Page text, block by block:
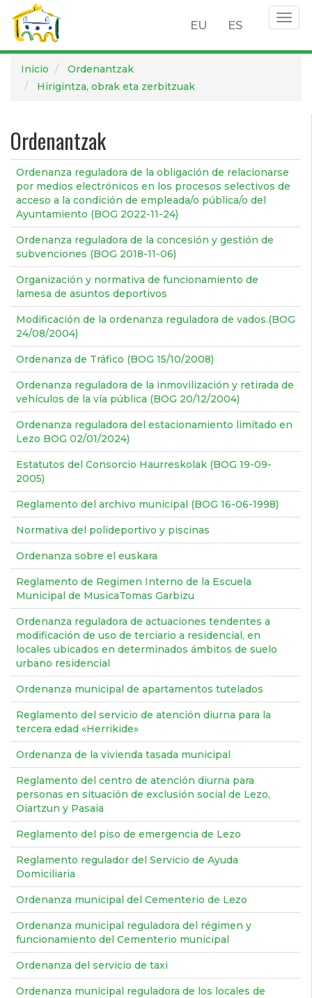
contenido
EU ES
Inicio
Ordenantzak
Hirigintza, obrak eta zerbitzuak
Ordenantzak
Ordenanza reguladora de la obligación de relacionarse
por medios electrónicos en los procesos selectivos de
acceso a la condición de empleada/o pública/o del
Ayuntamiento (BOG 2022-11-24)
Ordenanza reguladora de la concesión y gestión de
subvenciones (BOG 2018-11-06)
Organización y normativa de funcionamiento de
lamesa de asuntos deportivos
Modificación de la ordenanza reguladora de vados.(BOG
24/08/2004)
Ordenanza de Tráfico (BOG 15/10/2008)
Ordenanza reguladora de la inmovilización y retirada de
vehículos de la vía pública (BOG 20/12/2004)
Ordenanza reguladora del estacionamiento limitado en
Lezo BOG 02/01/2024)
Estatutos del Consorcio Haurreskolak (BOG 19-09-
2005)
Reglamento del archivo municipal (BOG 16-06-1998)
Normativa del polideportivo y piscinas
Ordenanza sobre el euskara
Reglamento de Regimen Interno de la Escuela
Municipal de MusicaTomas Garbizu
Ordenanza reguladora de actuaciones tendentes a
modificación de uso de terciario a residencial, en
locales ubicados en determinados ámbitos de suelo
urbano residencial
Ordenanza municipal de apartamentos tutelados
Reglamento del servicio de atención diurna para la
tercera edad «Herrikide»
Ordenanza de la vivienda tasada municipal
Reglamento del centro de atención diurna para
personas en situación de exclusión social de Lezo,
Oiartzun y Pasaia
Reglamento del piso de emergencia de Lezo
Reglamento regulador del Servicio de Ayuda
Domiciliaria
Ordenanza municipal del Cementerio de Lezo
Ordenanza municipal reguladora del régimen y
funcionamiento del Cementerio municipal
Ordenanza del servicio de taxi
Ordenanza municipal reguladora de los locales de